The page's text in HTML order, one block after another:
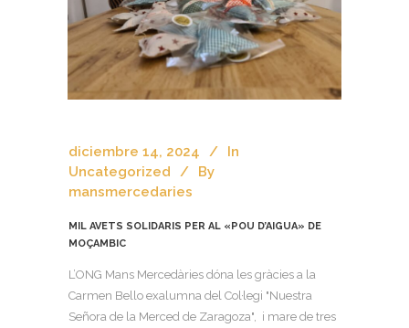
diciembre 14, 2024
In
Uncategorized
By
mansmercedaries
MIL AVETS SOLIDARIS PER AL «POU D’AIGUA» DE
MOÇAMBIC
L’ONG Mans Mercedàries dóna les gràcies a la
Carmen Bello exalumna del Col·legi "Nuestra
Señora de la Merced de Zaragoza", i mare de tres